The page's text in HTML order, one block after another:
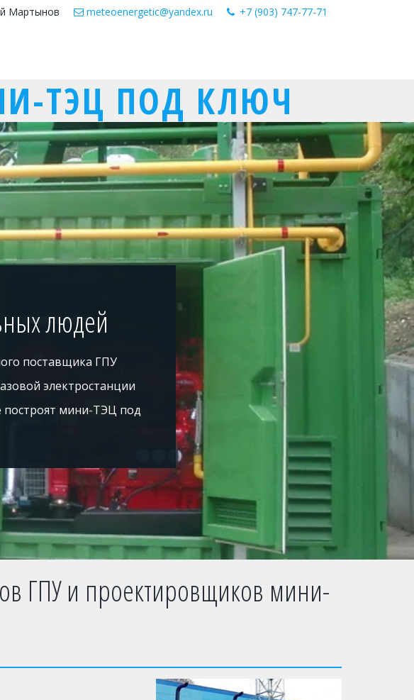
+7 (903) 747-77-71
meteoenergetic@yandex.ru
Мартынов
ТЭЦ ПОД КЛЮЧ
людей
поставщика ГПУ
электростанции
мини-ТЭЦ под
ГПУ и проектировщиков мини-